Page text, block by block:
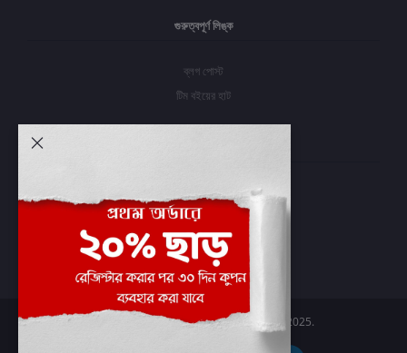
গুরুত্বপূর্ণ লিঙ্ক
ব্লগ পোস্ট
টিম বইয়ের হাট
প্রবেশ করুন
অর্ডার ইতিহাস
আমার ইচ্ছাগুলি
অর্ডার ট্র্যাকিং
Boier Haat™ | © All rights reserved 2025.